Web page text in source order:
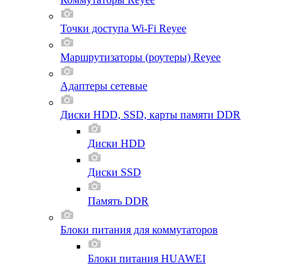
Точки доступа Wi-Fi Reyee
Маршрутизаторы (роутеры) Reyee
Адаптеры сетевые
Диски HDD, SSD, карты памяти DDR
Диски HDD
Диски SSD
Память DDR
Блоки питания для коммутаторов
Блоки питания HUAWEI